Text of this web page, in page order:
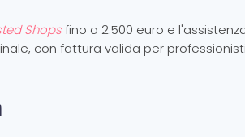
Shopsfino a 2.500 euro e
con fattura valida per